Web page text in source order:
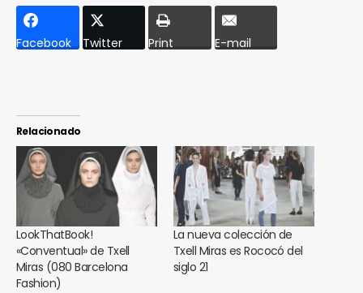
Facebook Twitter Print E-mail
Relacionado
LookThatBook!
«Conventual» de Txell
Miras (080 Barcelona
Fashion)
La nueva colección de
Txell Miras es Rococó del
siglo 21